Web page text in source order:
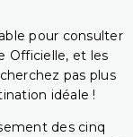
pour consulter
Officielle, et les
pas plus
idéale !
des cinq